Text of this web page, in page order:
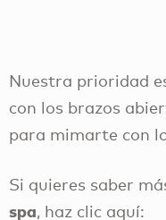
Nuestra prioridad
con los brazos
para mimarte con
Si quieres saber
spa, haz clic aquí: